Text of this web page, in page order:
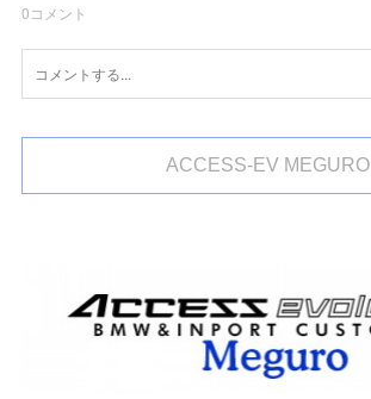
0コメント
ACCESS-EV MEGURO